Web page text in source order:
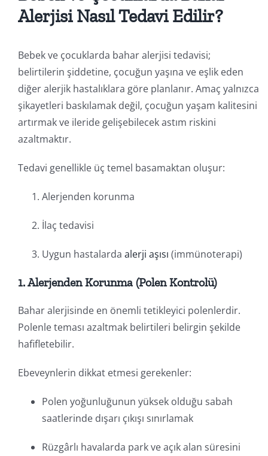
Alerjisi Nasıl Tedavi Edilir?
Bebek ve çocuklarda bahar alerjisi tedavisi;
belirtilerin şiddetine, çocuğun yaşına ve eşlik eden
diğer alerjik hastalıklara göre planlanır. Amaç yalnızca
şikayetleri baskılamak değil, çocuğun yaşam kalitesini
artırmak ve ileride gelişebilecek astım riskini
azaltmaktır.
Tedavi genellikle üç temel basamaktan oluşur:
Alerjenden korunma
İlaç tedavisi
Uygun hastalarda alerji aşısı (immünoterapi)
1. Alerjenden Korunma (Polen Kontrolü)
Bahar alerjisinde en önemli tetikleyici polenlerdir.
Polenle teması azaltmak belirtileri belirgin şekilde
hafifletebilir.
Ebeveynlerin dikkat etmesi gerekenler:
Polen yoğunluğunun yüksek olduğu sabah
saatlerinde dışarı çıkışı sınırlamak
Rüzgârlı havalarda park ve açık alan süresini